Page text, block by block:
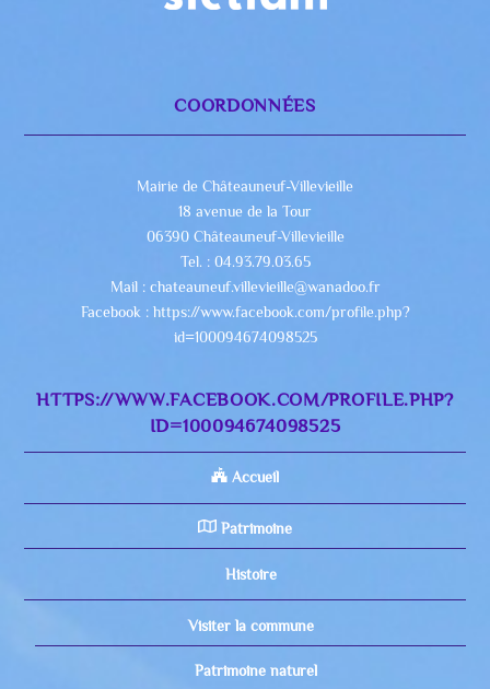
COORDONNÉES
Mairie de Châteauneuf-Villevieille
18 avenue de la Tour
06390 Châteauneuf-Villevieille
Tel. : 04.93.79.03.65
Mail : chateauneuf.villevieille@wanadoo.fr
Facebook : https://www.facebook.com/profile.php?
id=100094674098525
HTTPS://WWW.FACEBOOK.COM/PROFILE.PHP?
ID=100094674098525
Accueil
Patrimoine
Histoire
Visiter la commune
Patrimoine naturel